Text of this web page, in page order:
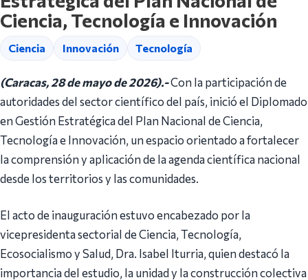
Ciencia, Tecnología e Innovación
Ciencia Innovación Tecnología
(Caracas, 28 de mayo de 2026).-Con la participación de
autoridades del sector científico del país, inició el Diplomado
en Gestión Estratégica del Plan Nacional de Ciencia,
Tecnología e Innovación, un espacio orientado a fortalecer
la comprensión y aplicación de la agenda científica nacional
desde los territorios y las comunidades.
El acto de inauguración estuvo encabezado por la
vicepresidenta sectorial de Ciencia, Tecnología,
Ecosocialismo y Salud, Dra. Isabel Iturria, quien destacó la
importancia del estudio, la unidad y la construcción colectiva